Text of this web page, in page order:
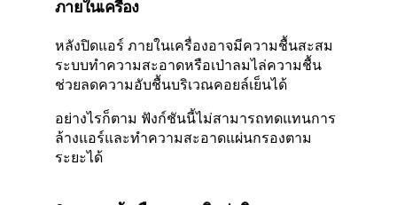
ภายในเครื่อง
หลังปิดแอร์ ภายในเครื่องอาจมีความชื้นสะสม
ระบบทำความสะอาดหรือเป่าลมไล่ความชื้น
ช่วยลดความอับชื้นบริเวณคอยล์เย็นได้
อย่างไรก็ตาม ฟังก์ชันนี้ไม่สามารถทดแทนการ
ล้างแอร์และทำความสะอาดแผ่นกรองตาม
ระยะได้